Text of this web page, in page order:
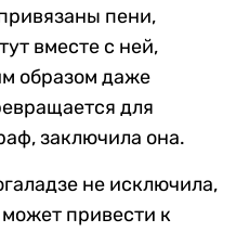
пени,
вместе с ней,
образом даже
для
заключила она.
не исключила,
привести к